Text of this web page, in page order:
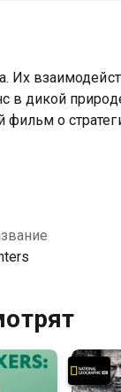
Их
в дикой
о
хищников и